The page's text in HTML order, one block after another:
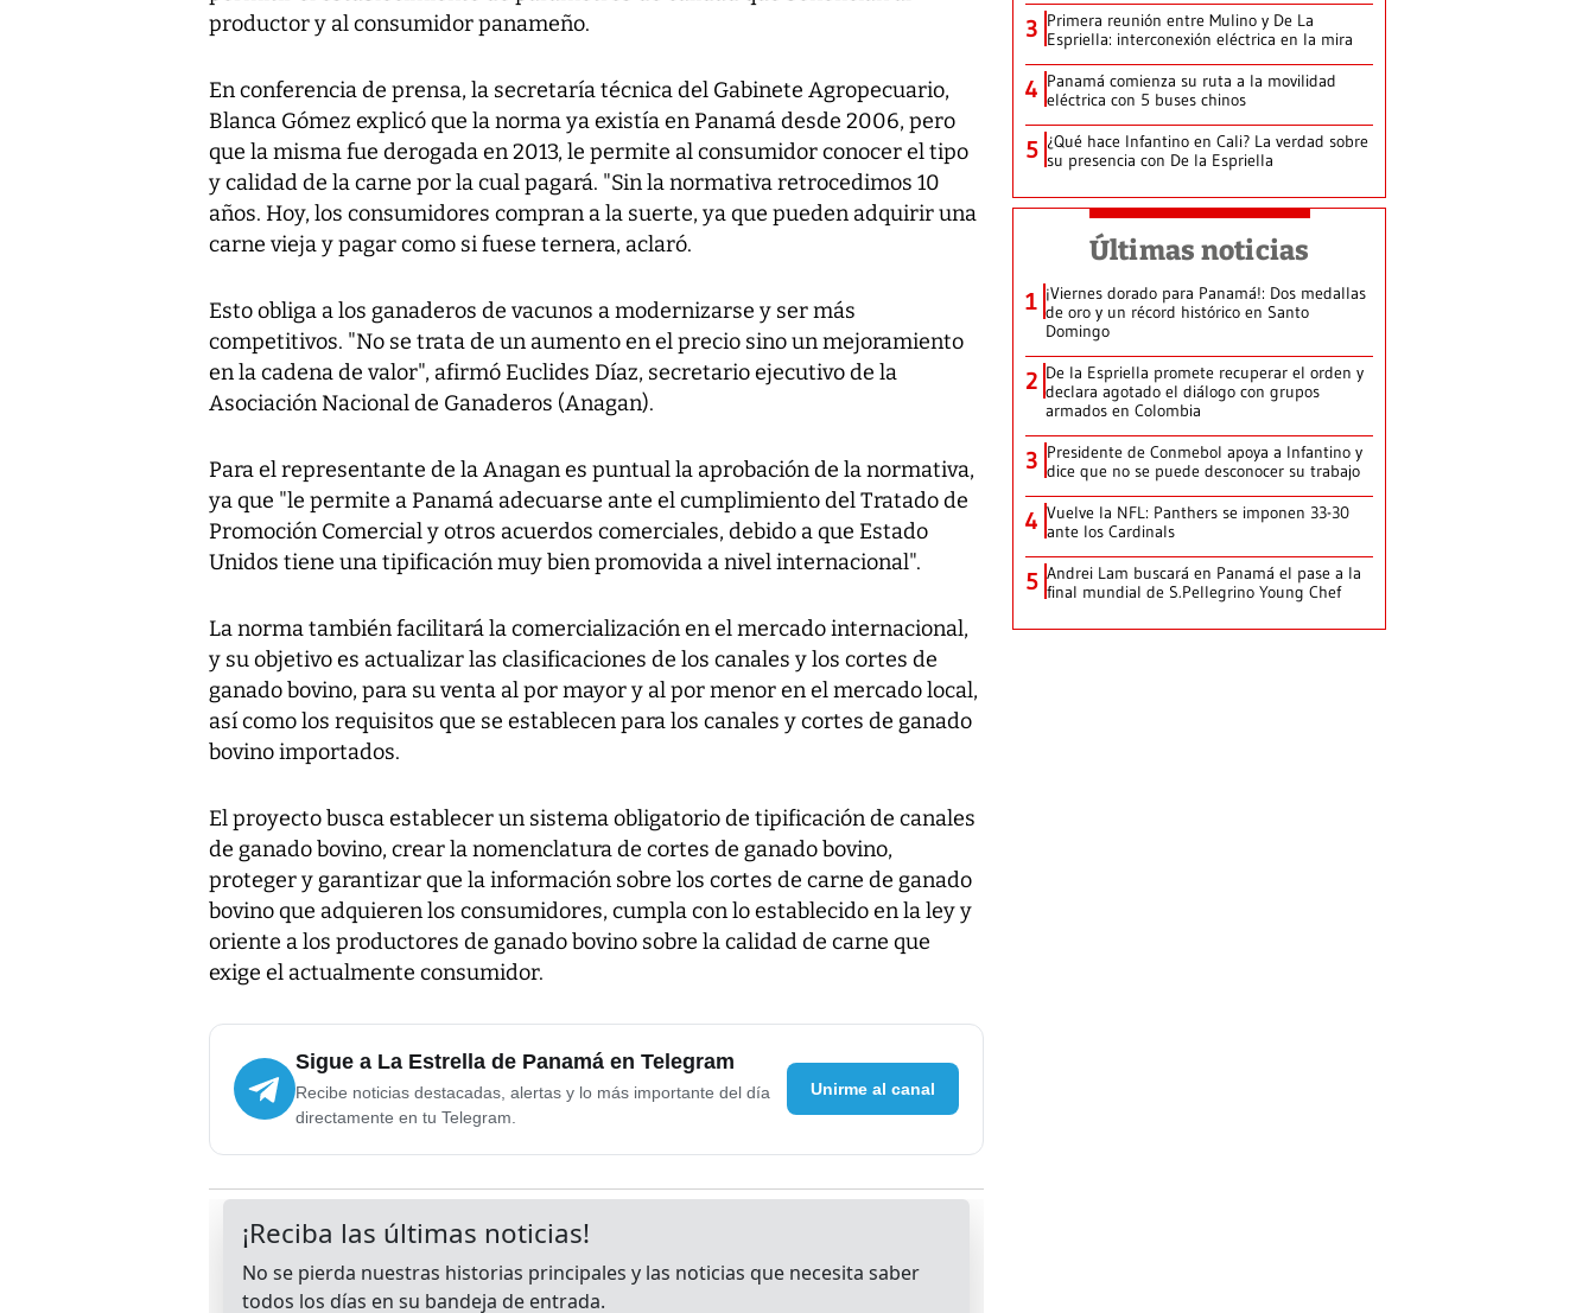
productor y al consumidor panameño.
En conferencia de prensa, la secretaría técnica del Gabinete Agropecuario,
Blanca Gómez explicó que la norma ya existía en Panamá desde 2006, pero
que la misma fue derogada en 2013, le permite al consumidor conocer el tipo
y calidad de la carne por la cual pagará. "Sin la normativa retrocedimos 10
años. Hoy, los consumidores compran a la suerte, ya que pueden adquirir una
carne vieja y pagar como si fuese ternera, aclaró.
Esto obliga a los ganaderos de vacunos a modernizarse y ser más
competitivos. "No se trata de un aumento en el precio sino un mejoramiento
en la cadena de valor", afirmó Euclides Díaz, secretario ejecutivo de la
Asociación Nacional de Ganaderos (Anagan).
Para el representante de la Anagan es puntual la aprobación de la normativa,
ya que "le permite a Panamá adecuarse ante el cumplimiento del Tratado de
Promoción Comercial y otros acuerdos comerciales, debido a que Estado
Unidos tiene una tipificación muy bien promovida a nivel internacional".
La norma también facilitará la comercialización en el mercado internacional,
y su objetivo es actualizar las clasificaciones de los canales y los cortes de
ganado bovino, para su venta al por mayor y al por menor en el mercado local,
así como los requisitos que se establecen para los canales y cortes de ganado
bovino importados.
El proyecto busca establecer un sistema obligatorio de tipificación de canales
de ganado bovino, crear la nomenclatura de cortes de ganado bovino,
proteger y garantizar que la información sobre los cortes de carne de ganado
bovino que adquieren los consumidores, cumpla con lo establecido en la ley y
oriente a los productores de ganado bovino sobre la calidad de carne que
exige el actualmente consumidor.
Sigue a La Estrella de Panamá en Telegram
Recibe noticias destacadas, alertas y lo más importante del día
directamente en tu Telegram.
Unirme al canal
3 Primera reunión entre Mulino y De La
Espriella: interconexión eléctrica en la mira
4 Panamá comienza su ruta a la movilidad
eléctrica con 5 buses chinos
5 ¿Qué hace Infantino en Cali? La verdad sobre
su presencia con De la Espriella
Últimas noticias
1 ¡Viernes dorado para Panamá!: Dos medallas
de oro y un récord histórico en Santo
Domingo
2 De la Espriella promete recuperar el orden y
declara agotado el diálogo con grupos
armados en Colombia
3 Presidente de Conmebol apoya a Infantino y
dice que no se puede desconocer su trabajo
4 Vuelve la NFL: Panthers se imponen 33-30
ante los Cardinals
5 Andrei Lam buscará en Panamá el pase a la
final mundial de S.Pellegrino Young Chef